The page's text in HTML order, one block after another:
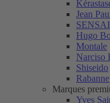
Jean
SENSAI
Hugo
Montale
Narciso
Shiseido
Rabanne
Marques
Yves